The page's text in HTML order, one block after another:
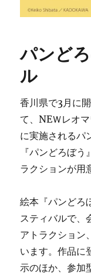
パンど
ル
香川県で3月に
て、NEＷレオ
に実施されるパ
『パンどろぼ
ラクションが用
絵本『パンどろ
スティバルで、
アトラクション
います。作品に
示のほか、参加